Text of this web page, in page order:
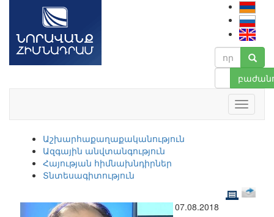
Աշխարհաքաղաքականություն
Ազգային անվտանգություն
Հայության հիմնախնդիրներ
Տնտեսագիտություն
07.08.2018